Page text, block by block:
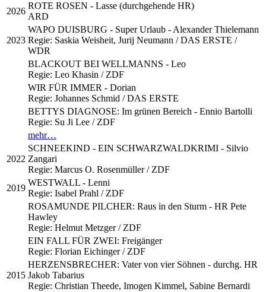
2026
ROTE ROSEN - Lasse (durchgehende HR)
ARD
2023
WAPO DUISBURG - Super Urlaub - Alexander Thielemann
Regie: Saskia Weisheit, Jurij Neumann / DAS ERSTE /
WDR
BLACKOUT BEI WELLMANNS - Leo
Regie: Leo Khasin / ZDF
WIR FÜR IMMER - Dorian
Regie: Johannes Schmid / DAS ERSTE
BETTYS DIAGNOSE: Im grünen Bereich - Ennio Bartolli
Regie: Su Ji Lee / ZDF
mehr…
2022
SCHNEEKIND - EIN SCHWARZWALDKRIMI - Silvio
Zangari
Regie: Marcus O. Rosenmüller / ZDF
2019
WESTWALL - Lenni
Regie: Isabel Prahl / ZDF
ROSAMUNDE PILCHER: Raus in den Sturm - HR Pete
Hawley
Regie: Helmut Metzger / ZDF
EIN FALL FÜR ZWEI: Freigänger
Regie: Florian Eichinger / ZDF
2015
HERZENSBRECHER: Vater von vier Söhnen - durchg. HR
Jakob Tabarius
Regie: Christian Theede, Imogen Kimmel, Sabine Bernardi